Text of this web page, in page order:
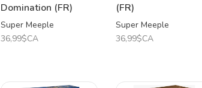
Domination (FR)
Super Meeple
36,99$CA
(FR)
Super Meeple
36,99$CA